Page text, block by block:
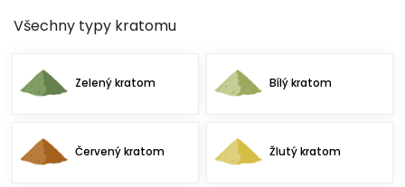
Všechny typy kratomu
Zelený kratom Bílý kratom
Červený kratom Žlutý kratom